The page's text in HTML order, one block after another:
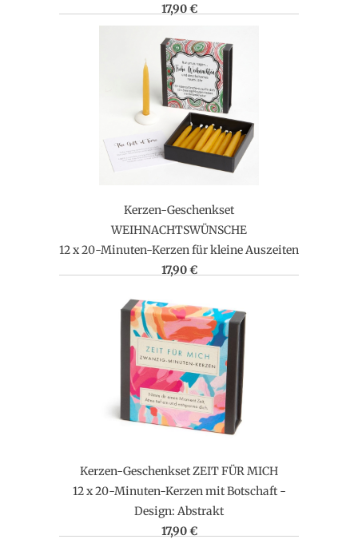
17,90 €
Kerzen-Geschenkset
WEIHNACHTSWÜNSCHE
12 x 20-Minuten-Kerzen für kleine Auszeiten
17,90 €
Kerzen-Geschenkset ZEIT FÜR MICH
12 x 20-Minuten-Kerzen mit Botschaft -
Design: Abstrakt
17,90 €